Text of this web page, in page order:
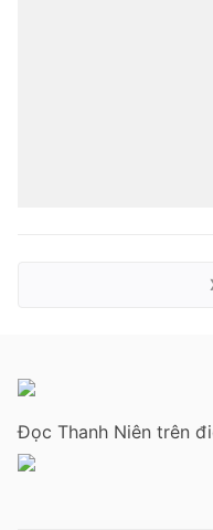
Đọc Thanh Niên trên